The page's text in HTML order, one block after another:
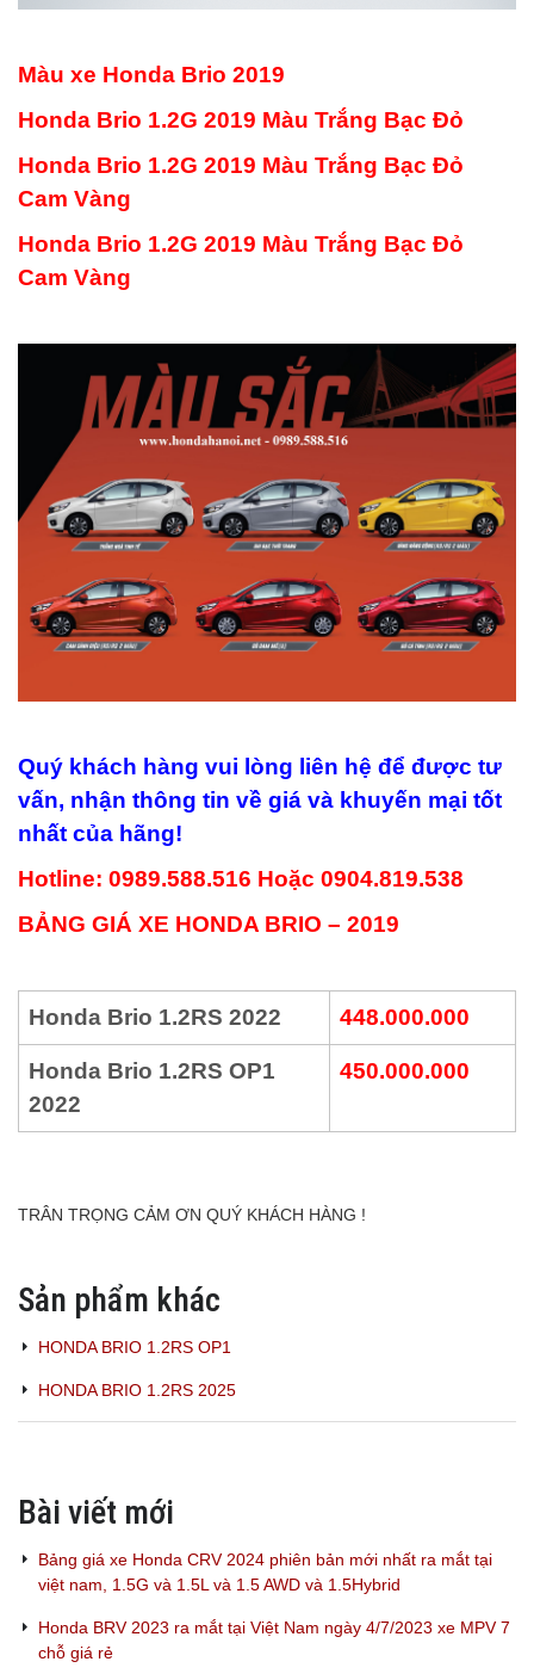
Màu xe Honda Brio 2019
Honda Brio 1.2G 2019 Màu Trắng Bạc Đỏ
Honda Brio 1.2G 2019 Màu Trắng Bạc Đỏ
Cam Vàng
Honda Brio 1.2G 2019 Màu Trắng Bạc Đỏ
Cam Vàng
Quý khách hàng vui lòng liên hệ để được tư
vấn, nhận thông tin về giá và khuyến mại tốt
nhất của hãng!
Hotline: 0989.588.516 Hoặc 0904.819.538
BẢNG GIÁ XE HONDA BRIO – 2019
Honda Brio 1.2RS 2022 448.000.000
Honda Brio 1.2RS OP1
2022
450.000.000
TRÂN TRỌNG CẢM ƠN QUÝ KHÁCH HÀNG !
Sản phẩm khác
HONDA BRIO 1.2RS OP1
HONDA BRIO 1.2RS 2025
Bài viết mới
Bảng giá xe Honda CRV 2024 phiên bản mới nhất ra mắt tại
việt nam, 1.5G và 1.5L và 1.5 AWD và 1.5Hybrid
Honda BRV 2023 ra mắt tại Việt Nam ngày 4/7/2023 xe MPV 7
chỗ giá rẻ